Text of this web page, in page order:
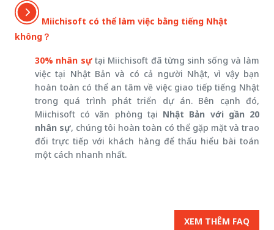
Miichisoft có thể làm việc bằng tiếng Nhật
không？
30% nhân sựtại Miichisoft đã từng sinh sống và làm
việc tại Nhật Bản và có cả người Nhật, vì vậy bạn
hoàn toàn có thể an tâm về việc giao tiếp tiếng Nhật
trong quá trình phát triển dự án. Bên cạnh đó,
Miichisoft có văn phòng tại Nhật Bản với gần 20
nhân sự, chúng tôi hoàn toàn có thể gặp mặt và trao
đổi trực tiếp với khách hàng để thấu hiểu bài toán
một cách nhanh nhất.
XEM THÊM FAQ